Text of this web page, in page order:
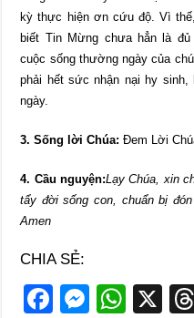
kỳ thực hiện ơn cứu độ. Vì
biết Tin Mừng chưa hẳn là
cuộc sống thường ngày của
phải hết sức nhận nại hy
ngày.
3. Sống lời Chúa:Đem Lời
4. Cầu nguyện:Lạy Chúa, xin
tẩy đời sống con, chuẩn bị
Amen
CHIA SẺ:
F
M
W
X